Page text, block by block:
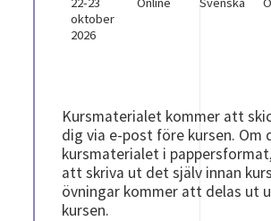
oktober
2026
Kursmaterialet kommer att
dig via e-post före kursen. Om
kursmaterialet i
att skriva ut det själv innan
övningar kommer att delas ut
kursen.